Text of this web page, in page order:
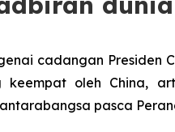
cadangan Presiden
oleh China,
pasca